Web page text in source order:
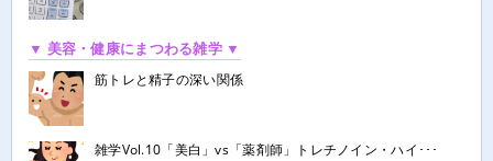
▼ 美容・健康にまつわる雑学 ▼
筋トレと精子の深い関係
雑学Vol.10「美白」vs「薬剤師」トレチノイン・ハイ･･･